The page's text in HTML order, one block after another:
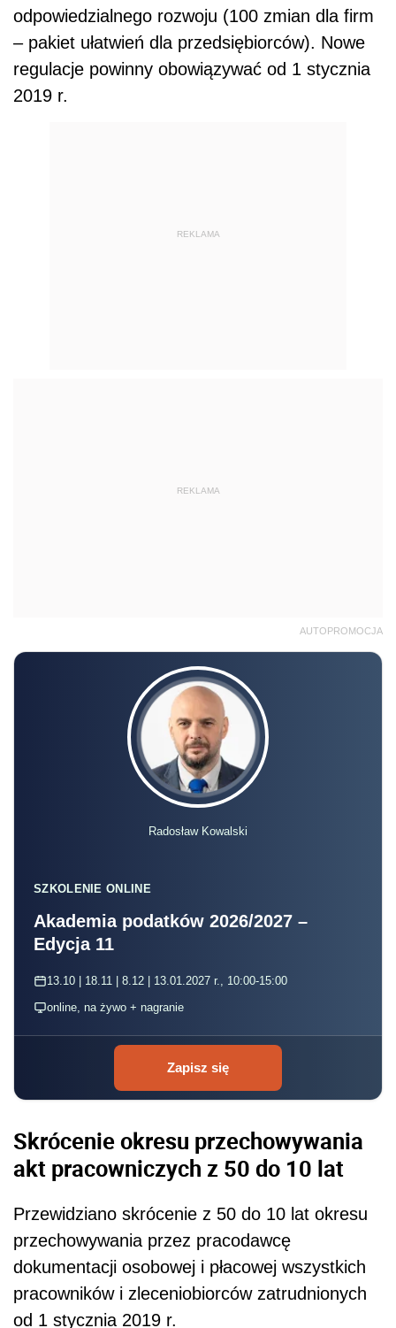
odpowiedzialnego rozwoju (100 zmian dla firm
– pakiet ułatwień dla przedsiębiorców). Nowe
regulacje powinny obowiązywać od 1 stycznia
2019 r.
REKLAMA
REKLAMA
AUTOPROMOCJA
Radosław Kowalski
SZKOLENIE ONLINE
Akademia podatków 2026/2027 –
Edycja 11
13.10 | 18.11 | 8.12 | 13.01.2027 r., 10:00-15:00
online, na żywo + nagranie
Zapisz się
Skrócenie okresu przechowywania
akt pracowniczych z 50 do 10 lat
Przewidziano skrócenie z 50 do 10 lat okresu
przechowywania przez pracodawcę
dokumentacji osobowej i płacowej wszystkich
pracowników i zleceniobiorców zatrudnionych
od 1 stycznia 2019 r.